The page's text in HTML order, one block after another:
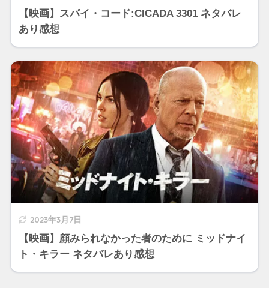
【映画】スパイ・コード:CICADA 3301 ネタバレ
あり感想
2023年3月7日
【映画】顧みられなかった者のために ミッドナイ
ト・キラー ネタバレあり感想